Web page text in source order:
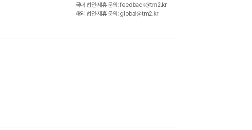
국내 법인·제휴 문의: feedback@tm2.kr
해외 법인·제휴 문의: global@tm2.kr